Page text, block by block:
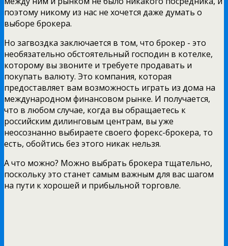
поэтому никому из нас не хочется даже думать о
выборе брокера.
Но загвоздка заключается в том, что брокер - это
необязательно обстоятельный господин в котелке,
которому вы звоните и требуете продавать и
покупать валюту. Это компания, которая
предоставляет вам возможность играть из дома на
международном финансовом рынке. И получается,
что в любом случае, когда вы обращаетесь к
российским дилинговым центрам, вы уже
неосознанно выбираете своего форекс-брокера, то
есть, обойтись без этого никак нельзя.
А что можно? Можно выбрать брокера тщательно,
поскольку это станет самым важным для вас шагом
на пути к хорошей и прибыльной торговле.